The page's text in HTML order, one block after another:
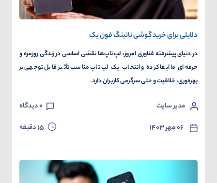
دلایلی برای خرید گوشی ناتینگ فون یک
در دنیای پیشرفته فناوری امروز، لپ تاپ‌ها نقشی اساسی در زندگی روزمره و
حرفه‌ای ما ایفا کرده و انتخاب یک لپ تاپ مناسب تأثیر قابل توجهی بر
بهره‌وری، خلاقیت و حتی سرگرمی کاربران دارد.
مدیر سایت 0دیدگاه
۰۶ مهر ۱۴۰۳ 15دقیقه